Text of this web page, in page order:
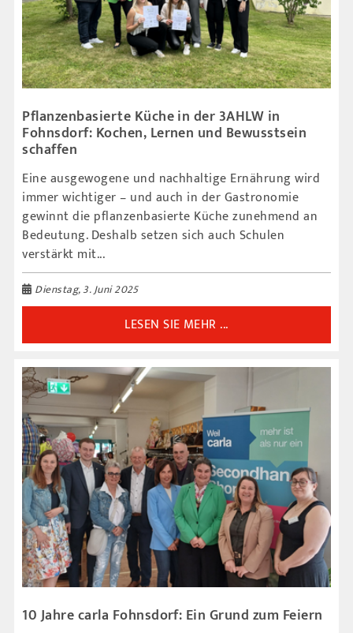
Pflanzenbasierte Küche in der 3AHLW in
Fohnsdorf: Kochen, Lernen und Bewusstsein
schaffen
Eine ausgewogene und nachhaltige Ernährung wird
immer wichtiger – und auch in der Gastronomie
gewinnt die pflanzenbasierte Küche zunehmend an
Bedeutung. Deshalb setzen sich auch Schulen
verstärkt mit...
Dienstag, 3. Juni 2025
LESEN SIE MEHR ...
10 Jahre carla Fohnsdorf: Ein Grund zum Feiern